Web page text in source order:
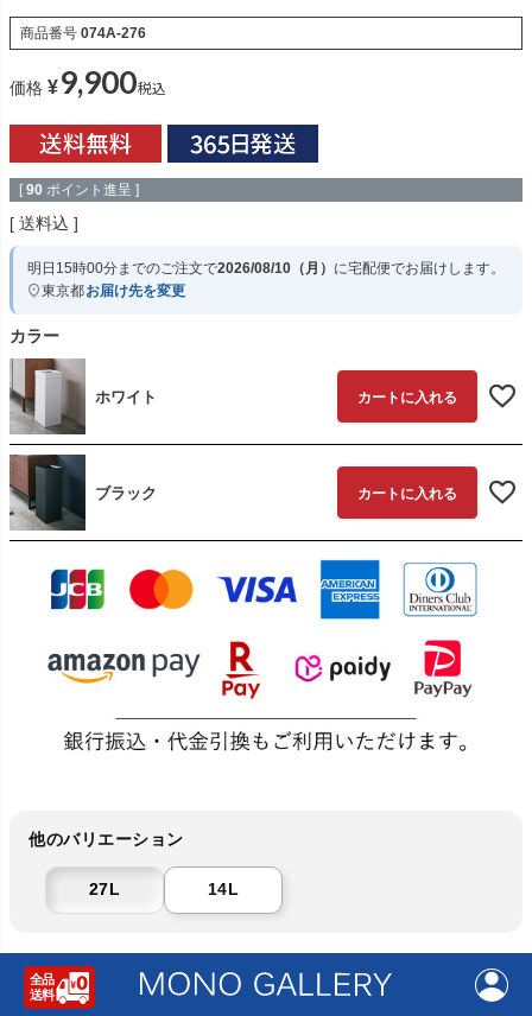
商品番号 074A-276
価格 ¥9,900税込
[ 90 ポイント進呈 ]
送料込
明日 15時00分までのご注文で2026/08/10（月） に宅配便でお届けします。
東京都お届け先を変更
カラー
ホワイト カートに入れる
ブラック カートに入れる
他のバリエーション
27L 14L